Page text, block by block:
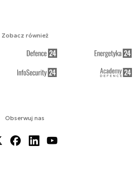
Obserwuj nas
Zobacz również